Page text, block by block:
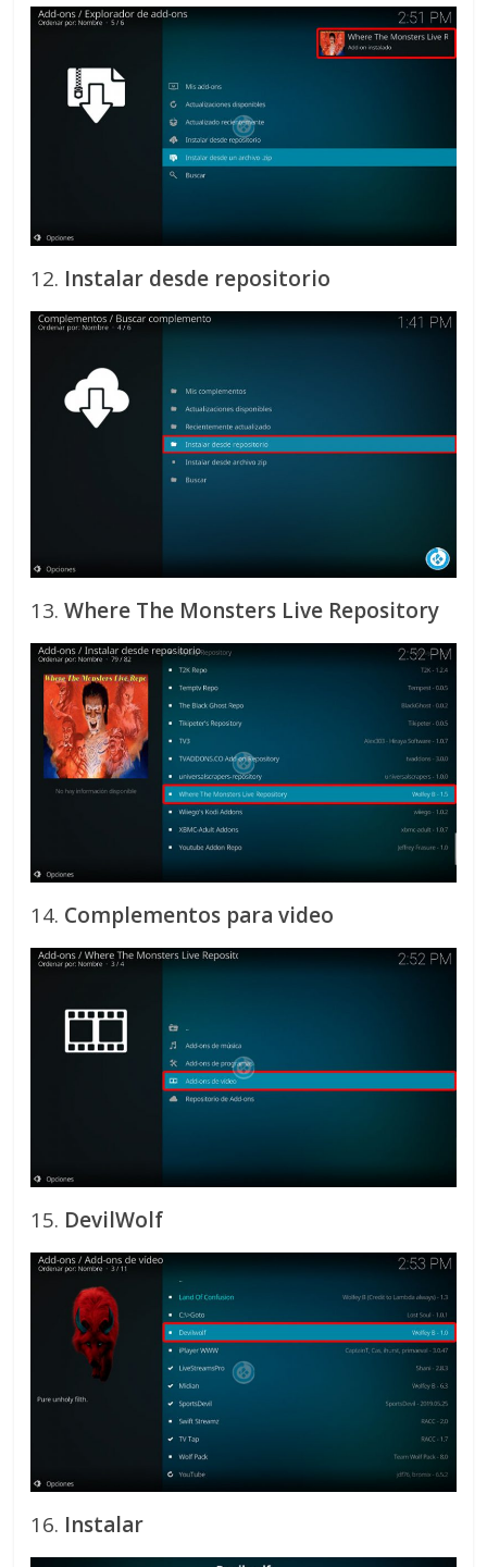
12. Instalar desde repositorio
13. Where The Monsters Live Repository
14. Complementos para video
15. DevilWolf
16. Instalar